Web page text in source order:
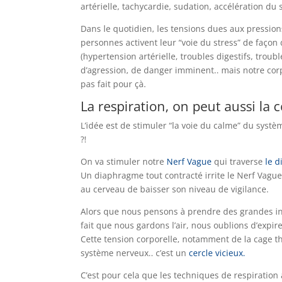
artérielle, tachycardie, sudation, accélération
Dans le quotidien, les tensions dues aux
personnes activent leur “voie du stress” de
(hypertension artérielle, troubles digestifs,
d’agression, de danger imminent.. mais notre
pas fait pour çà.
La respiration, on peut aussi la
L’idée est de stimuler “la voie du calme” du
?!
On va stimuler notre Nerf Vague qui traverse le
Un diaphragme tout contracté irrite le Nerf
au cerveau de baisser son niveau de vigilance.
Alors que nous pensons à prendre des grandes
fait que nous gardons l’air, nous oublions
Cette tension corporelle, notamment de la cage
système nerveux.. c’est uncercle vicieux.
C’est pour cela que les techniques de